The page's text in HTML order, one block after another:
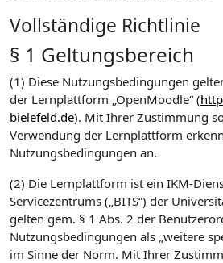
Vollständige Richtlinie
§ 1 Geltungsbereich
(1) Diese Nutzungsbedingungen
der Lernplattform „OpenMoodle“ (
bielefeld.de). Mit Ihrer Zustimmung
Verwendung der Lernplattform
Nutzungsbedingungen an.
(2) Die Lernplattform ist ein IKM-
Servicezentrums („BITS“) der
gelten gem. § 1 Abs. 2 der
Nutzungsbedingungen als „weitere
im Sinne der Norm. Mit Ihrer